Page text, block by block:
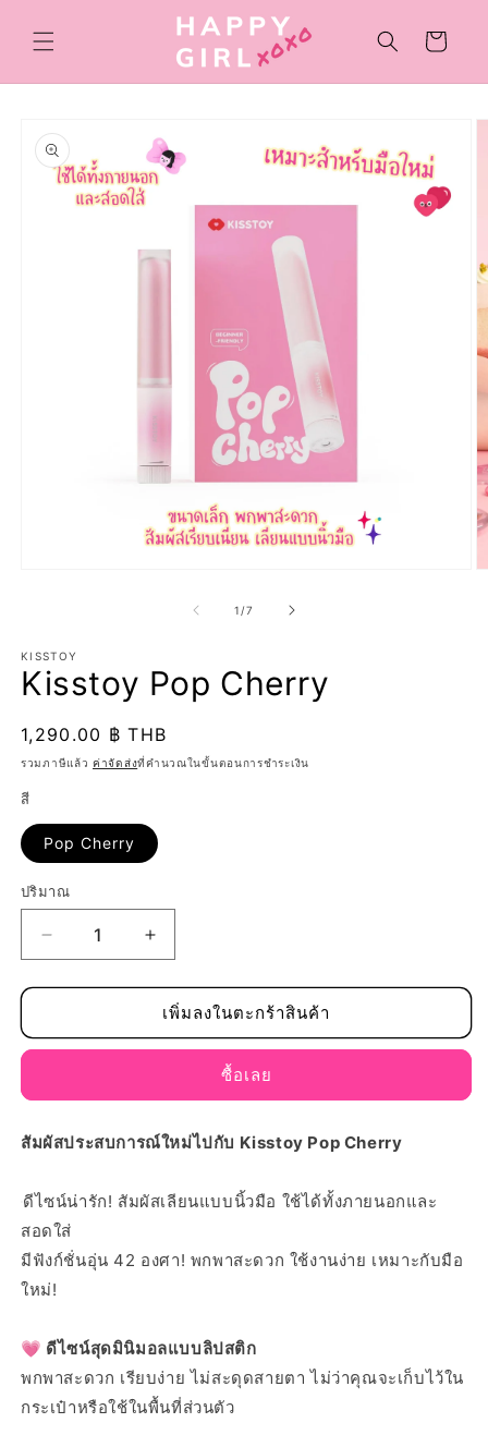
เนื้อหา
สินค้า
ยังข้อมูล
สินค้า
โม
ดอล
1 /จาก
7
KISSTOY
Kisstoy Pop Cherry
ราคา
ปกติ
1,290.00 ฿ THB
รวมภาษีแล้ว ค่าจัดส่งที่คำนวณในขั้นตอนการชำระเงิน
สี
Pop Cherry
ปริมาณ
ปริมาณ
ปริมาณ
Kisstoy
ปริมาณ
สำหรับ
Kisstoy
เพิ่มลงในตะกร้าสินค้า
ซื้อเลย
สัมผัสประสบการณ์ใหม่ไปกับ Kisstoy Pop Cherry
ดีไซน์น่ารัก! สัมผัสเลียนแบบนิ้วมือ ใช้ได้ทั้งภายนอกและ
สอดใส่
มีฟังก์ชั่นอุ่น 42 องศา! พกพาสะดวก ใช้งานง่าย เหมาะกับมือ
ใหม่!
💗 ดีไซน์สุดมินิมอลแบบลิปสติก
พกพาสะดวก เรียบง่าย ไม่สะดุดสายตา ไม่ว่าคุณจะเก็บไว้ใน
กระเป๋าหรือใช้ในพื้นที่ส่วนตัว